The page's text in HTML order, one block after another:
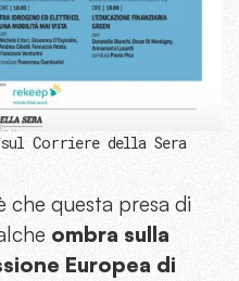
Corriere della Sera
che questa presa di
ombra sulla
Europea di